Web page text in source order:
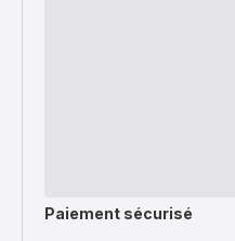
Paiement sécurisé